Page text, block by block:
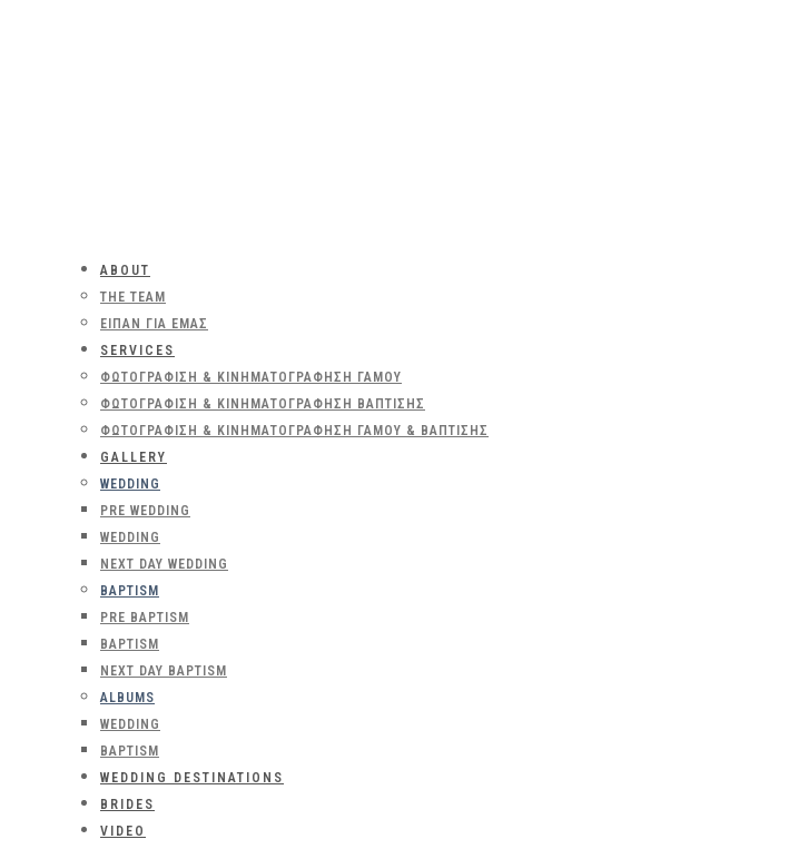
ABOUT
THE TEAM
ΕΊΠΑΝ ΓΙΑ ΕΜΆΣ
SERVICES
ΦΩΤΟΓΡΆΦΙΣΗ & ΚΙΝΗΜΑΤΟΓΡΆΦΗΣΗ ΓΆΜΟΥ
ΦΩΤΟΓΡΆΦΙΣΗ & ΚΙΝΗΜΑΤΟΓΡΆΦΗΣΗ ΒΆΠΤΙΣΗΣ
ΦΩΤΟΓΡΆΦΙΣΗ & ΚΙΝΗΜΑΤΟΓΡΆΦΗΣΗ ΓΆΜΟΥ & ΒΆΠΤΙΣΗΣ
GALLERY
WEDDING
PRE WEDDING
WEDDING
NEXT DAY WEDDING
BAPTISM
PRE BAPTISM
BAPTISM
NEXT DAY BAPTISM
ALBUMS
WEDDING
BAPTISM
WEDDING DESTINATIONS
BRIDES
VIDEO